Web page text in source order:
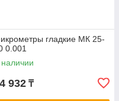
гладкие МК 25-
0.001
932 ₸